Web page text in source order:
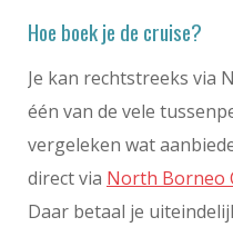
Hoe boek je de cruise?
Je kan rechtstreeks via
één van de vele
vergeleken wat
direct via North Borneo
Daar betaal je